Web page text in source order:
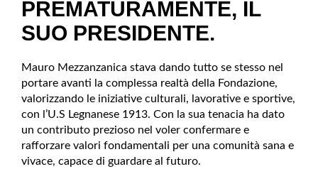
PREMATURAMENTE, IL
SUO PRESIDENTE.
Mauro Mezzanzanica stava dando tutto se stesso nel
portare avanti la complessa realtà della Fondazione,
valorizzando le iniziative culturali, lavorative e sportive,
con l’U.S Legnanese 1913. Con la sua tenacia ha dato
un contributo prezioso nel voler confermare e
rafforzare valori fondamentali per una comunità sana e
vivace, capace di guardare al futuro.